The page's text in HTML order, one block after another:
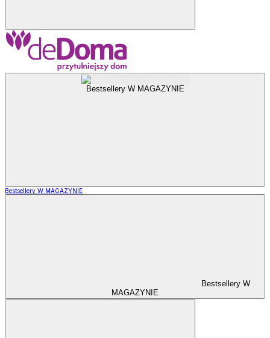
Bestsellery W MAGAZYNIE
Bestsellery W MAGAZYNIE
Bestsellery W
MAGAZYNIE